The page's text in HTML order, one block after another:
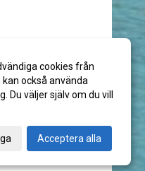
cookies från
också använda
väljer själv om du vill
Acceptera alla